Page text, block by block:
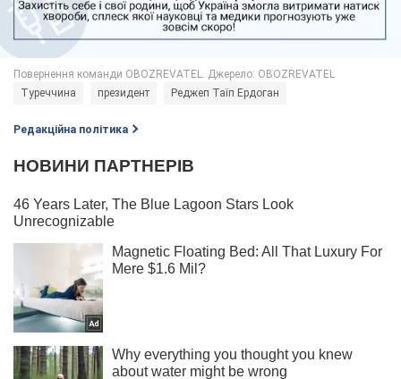
Туреччина президент Реджеп Таїп Ердоган
Редакційна політика